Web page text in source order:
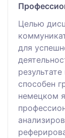
Целью
для
способен
немецком